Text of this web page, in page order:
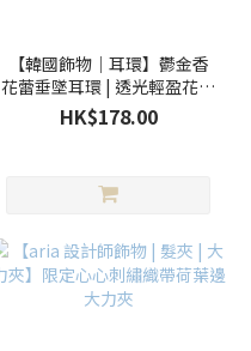
【韓國飾物｜耳環】鬱金香
花蕾垂墜耳環 | 透光輕盈花朵
耳飾 | 春日浪漫長鍊耳環 / 3
色
HK$178.00